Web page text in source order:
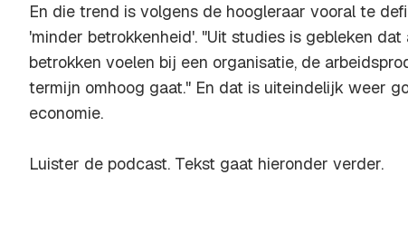
En die trend is volgens de hoogleraar vooral te
'minder betrokkenheid'. "Uit studies is gebleken
betrokken voelen bij een organisatie, de
termijn omhoog gaat." En dat is uiteindelijk weer
economie.
Luister de podcast. Tekst gaat hieronder verder.